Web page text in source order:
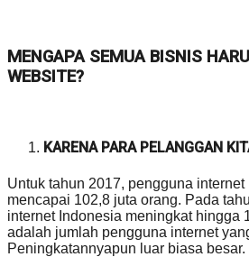
MENGAPA SEMUA BISNIS
WEBSITE?
KARENA PARA PELANGGAN
Untuk tahun 2017, pengguna
mencapai 102,8 juta orang. Pada
internet Indonesia meningkat hingga
adalah jumlah pengguna internet
Peningkatannyapun luar biasa besar.